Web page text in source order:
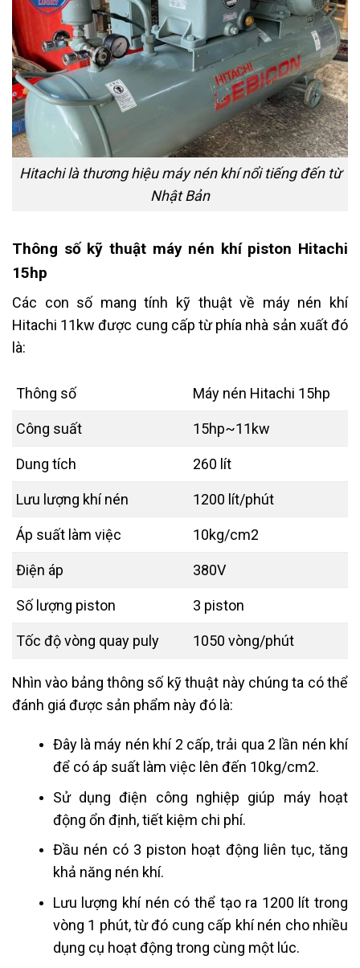
Hitachi là thương hiệu máy nén khí nổi tiếng đến từ
Nhật Bản
Thông số kỹ thuật máy nén khí piston Hitachi
15hp
Các con số mang tính kỹ thuật về máy nén khí
Hitachi 11kw được cung cấp từ phía nhà sản xuất đó
là:
Thông số Máy nén Hitachi 15hp
Công suất 15hp~11kw
Dung tích 260 lít
Lưu lượng khí nén 1200 lít/phút
Áp suất làm việc 10kg/cm2
Điện áp 380V
Số lượng piston 3 piston
Tốc độ vòng quay puly 1050 vòng/phút
Nhìn vào bảng thông số kỹ thuật này chúng ta có thể
đánh giá được sản phẩm này đó là:
Đây là máy nén khí 2 cấp, trải qua 2 lần nén khí
để có áp suất làm việc lên đến 10kg/cm2.
Sử dụng điện công nghiệp giúp máy hoạt
động ổn định, tiết kiệm chi phí.
Đầu nén có 3 piston hoạt động liên tục, tăng
khả năng nén khí.
Lưu lượng khí nén có thể tạo ra 1200 lít trong
vòng 1 phút, từ đó cung cấp khí nén cho nhiều
dụng cụ hoạt động trong cùng một lúc.